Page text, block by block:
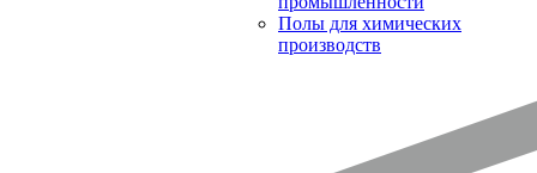
Полы для химических
производств